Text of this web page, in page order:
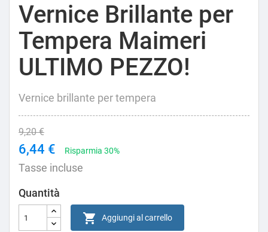
Vernice Brillante per
Tempera Maimeri
ULTIMO PEZZO!
Vernice brillante per tempera
9,20 €
6,44 € Risparmia 30%
Tasse incluse
Quantità
 Aggiungi al carrello